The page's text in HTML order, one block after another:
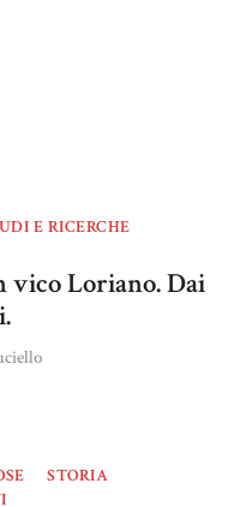
E RICERCHE
vico Loriano. Dai
STORIA